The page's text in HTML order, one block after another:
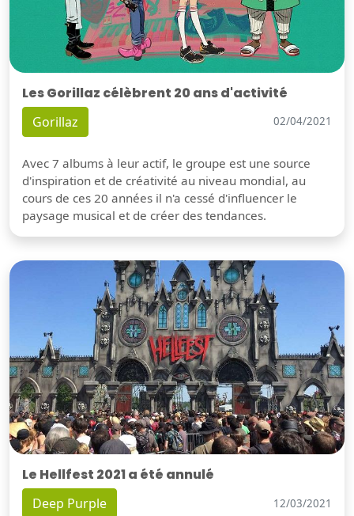
Les Gorillaz célèbrent 20 ans d'activité
Gorillaz 02/04/2021
Avec 7 albums à leur actif, le groupe est une source
d'inspiration et de créativité au niveau mondial, au
cours de ces 20 années il n'a cessé d'influencer le
paysage musical et de créer des tendances.
Le Hellfest 2021 a été annulé
Deep Purple 12/03/2021